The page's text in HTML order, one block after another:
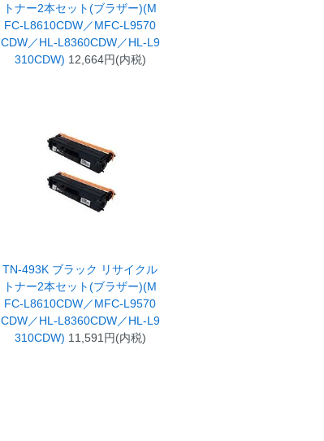
トナー2本セット(ブラザー)(M
FC-L8610CDW／MFC-L9570
CDW／HL-L8360CDW／HL-L9
310CDW) 12,664円(内税)
TN-493K ブラック リサイクル
トナー2本セット(ブラザー)(M
FC-L8610CDW／MFC-L9570
CDW／HL-L8360CDW／HL-L9
310CDW) 11,591円(内税)